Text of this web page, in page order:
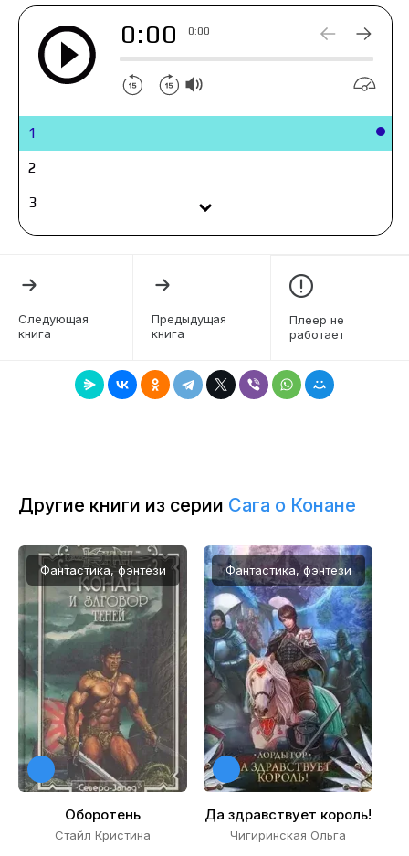
0:00 0:00
1
2
3
4
7
12
Следующая
книга
Предыдущая
книга
Плеер не
работает
Другие книги из серии Сага о Конане
Фантастика, фэнтези
Оборотень
Стайл Кристина
Фантастика, фэнтези
Да здравствует король!
Чигиринская Ольга